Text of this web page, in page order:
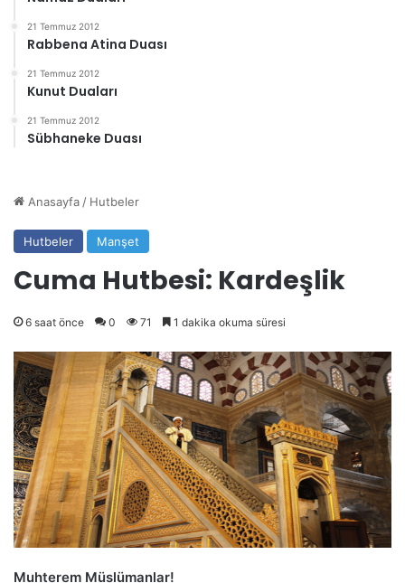
21 Temmuz 2012
Rabbena Atina Duası
21 Temmuz 2012
Kunut Duaları
21 Temmuz 2012
Sübhaneke Duası